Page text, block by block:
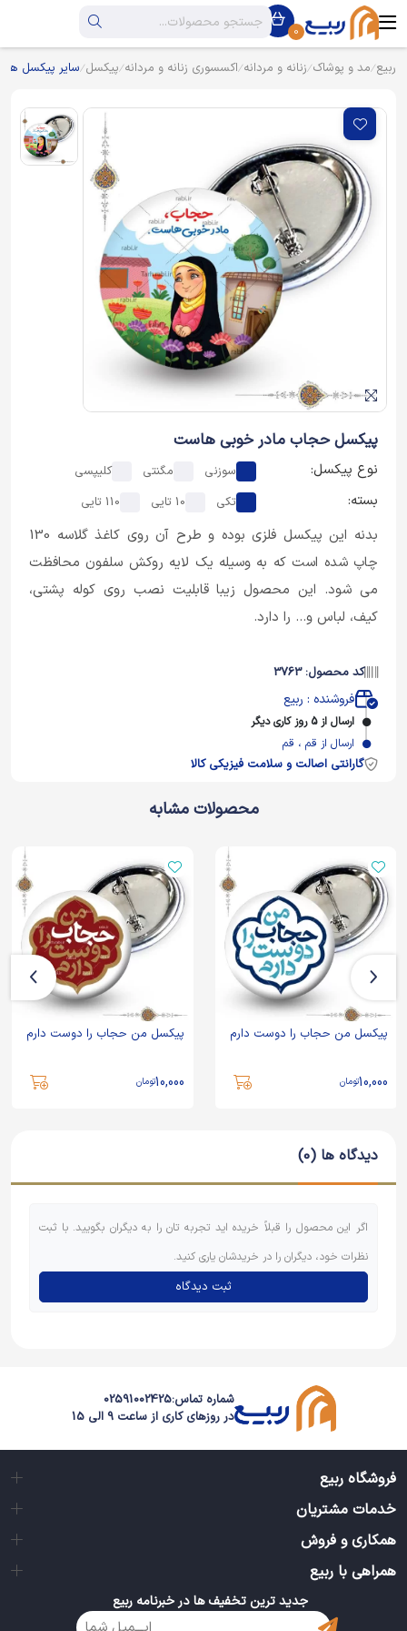
0
ربیع مد و پوشاک زنانه و مردانه اکسسوری زنانه و مردانه پیکسل سایر پیکسل ها
پیکسل حجاب مادر خوبی هاست
نوع پیکسل: سوزنی مگنتی کلیپسی
بسته: تکی 10 تایی 110 تایی
بدنه این پیکسل فلزی بوده و طرح آن روی کاغذ گلاسه 130
چاپ شده است که به وسیله یک لایه روکش سلفون محافظت
می شود. این محصول زیبا قابلیت نصب روی کوله پشتی،
کیف، لباس و... را دارد.
کد محصول: 3763
فروشنده : ربیع
ارسال از 5 روز کاری دیگر
ارسال از قم ، قم
گارانتی اصالت و سلامت فیزیکی کالا
محصولات مشابه
پیکسل من حجاب را دوست دارم
10,000تومان
پیکسل من حجاب را دوست دارم
10,000تومان
دیدگاه ها (0)
اگر این محصول را قبلاً خریده اید تجربه تان را به دیگران بگویید. با ثبت
نظرات خود، دیگران را در خریدشان یاری کنید.
ثبت دیدگاه
شماره تماس:02591002425
در روزهای کاری از ساعت 9 الی 15
فروشگاه ربیع
خدمات مشتریان
همکاری و فروش
همراهی با ربیع
جدید ترین تخفیف ها در خبرنامه ربیع